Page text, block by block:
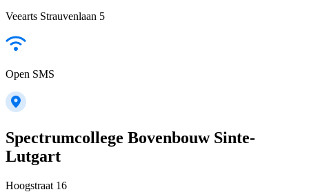
Veearts Strauvenlaan 5
Open SMS
Spectrumcollege Bovenbouw Sinte-
Lutgart
Hoogstraat 16